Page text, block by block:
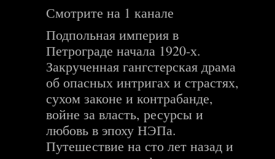
Смотрите на 1 канале
Подпольная империя в
Петрограде начала 1920-х.
Закрученная гангстерская драма
об опасных интригах и страстях,
сухом законе и контрабанде,
войне за власть, ресурсы и
любовь в эпоху НЭПа.
Путешествие на сто лет назад и